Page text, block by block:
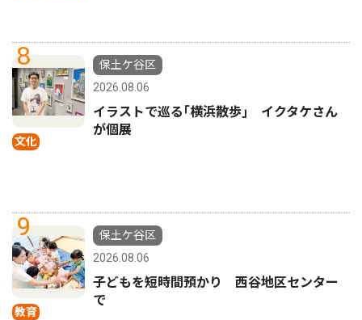
8
文化
保土ケ谷区
2026.08.06
イラストで巡る｢横浜散歩｣ イクタケさん
が個展
9
教育
保土ケ谷区
2026.08.06
子どもを短時間預かり 西谷地区センター
で